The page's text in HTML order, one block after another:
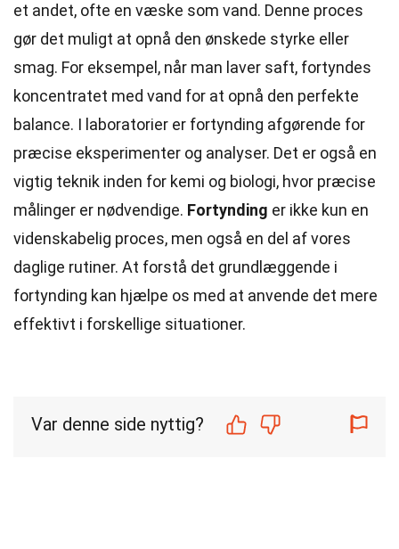
et andet, ofte en væske som vand. Denne proces
gør det muligt at opnå den ønskede styrke eller
smag. For eksempel, når man laver saft, fortyndes
koncentratet med vand for at opnå den perfekte
balance. I laboratorier er fortynding afgørende for
præcise eksperimenter og analyser. Det er også en
vigtig teknik inden for kemi og biologi, hvor præcise
målinger er nødvendige. Fortynding er ikke kun en
videnskabelig proces, men også en del af vores
daglige rutiner. At forstå det grundlæggende i
fortynding kan hjælpe os med at anvende det mere
effektivt i forskellige situationer.
Var denne side nyttig?